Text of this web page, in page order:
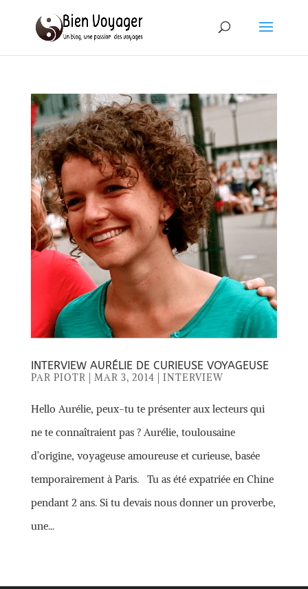
INTERVIEW AURÉLIE DE CURIEUSE VOYAGEUSE
PAR PIOTR MAR 3, 2014 INTERVIEW
Hello Aurélie, peux-tu te présenter aux lecteurs qui
ne te connaîtraient pas ? Aurélie, toulousaine
d’origine, voyageuse amoureuse et curieuse, basée
temporairement à Paris. Tu as été expatriée en Chine
pendant 2 ans. Si tu devais nous donner un proverbe,
une...